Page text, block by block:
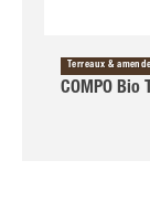
Terreaux &
COMPO Bio